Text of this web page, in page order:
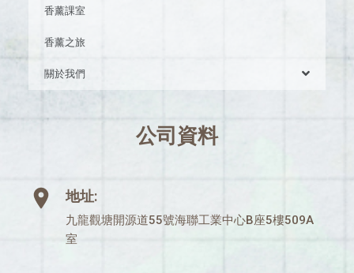
香薰課室
香薰之旅
關於我們
公司資料
地址:
九龍觀塘開源道55號海聯工業中心B座5樓509A
室